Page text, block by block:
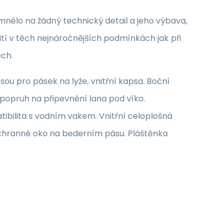
na žádný technický detail a jeho výbava,
v těch nejnáročnějších podmínkách jak při
pro pásek na lyže, vnitřní kapsa. Boční
na připevnění lana pod víko.
s vodním vakem. Vnitřní celoplošná
oko na bederním pásu. Pláštěnka